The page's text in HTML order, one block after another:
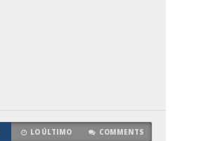
LO ÚLTIMO COMMENTS